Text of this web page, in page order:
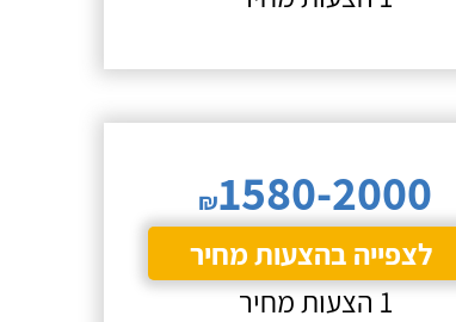
₪1580-2000
לצפייה בהצעות מחיר
1 הצעות מחיר